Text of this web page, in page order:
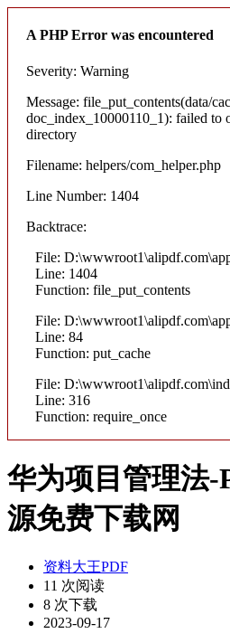
A PHP Error was encountered
Severity: Warning
Message: file_put_contents(data/
doc_index_10000110_1): failed to
directory
Filename: helpers/com_helper.php
Line Number: 1404
Backtrace:
File:
Line: 1404
Function: file_put_contents
File:
Line: 84
Function: put_cache
File:
Line: 316
Function: require_once
华为项目管理法-
源免费下载网
资料大王PDF
11 次阅读
8 次下载
2023-09-17